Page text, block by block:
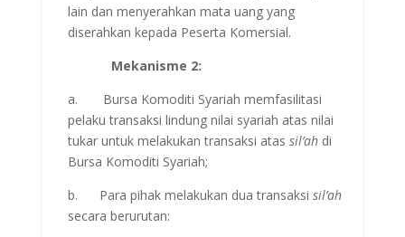
lain dan menyerahkan mata uang yang
diserahkan kepada Peserta Komersial.
Mekanisme 2:
a. Bursa Komoditi Syariah memfasilitasi
pelaku transaksi lindung nilai syariah atas nilai
tukar untuk melakukan transaksi atas sil’ah di
Bursa Komoditi Syariah;
b. Para pihak melakukan dua transaksi sil’ah
secara berurutan: